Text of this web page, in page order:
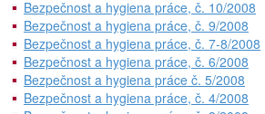
Bezpečnost a hygiena práce, č. 10/2008
Bezpečnost a hygiena práce, č. 9/2008
Bezpečnost a hygiena práce, č. 7-8/2008
Bezpečnost a hygiena práce, č. 6/2008
Bezpečnost a hygiena práce č. 5/2008
Bezpečnost a hygiena práce, č. 4/2008